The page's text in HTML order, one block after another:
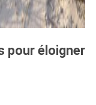
pour éloigner